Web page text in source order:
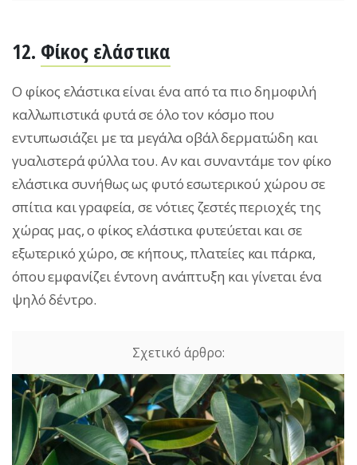
12. Φίκος ελάστικα
Ο φίκος ελάστικα είναι ένα από τα πιο δημοφιλή
καλλωπιστικά φυτά σε όλο τον κόσμο που
εντυπωσιάζει με τα μεγάλα οβάλ δερματώδη και
γυαλιστερά φύλλα του. Αν και συναντάμε τον φίκο
ελάστικα συνήθως ως φυτό εσωτερικού χώρου σε
σπίτια και γραφεία, σε νότιες ζεστές περιοχές της
χώρας μας, ο φίκος ελάστικα φυτεύεται και σε
εξωτερικό χώρο, σε κήπους, πλατείες και πάρκα,
όπου εμφανίζει έντονη ανάπτυξη και γίνεται ένα
ψηλό δέντρο.